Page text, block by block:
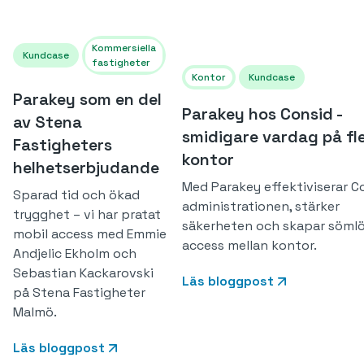
Kundcase
Kommersiella
fastigheter
Parakey som en del
av Stena
Fastigheters
helhetserbjudande
Sparad tid och ökad
trygghet – vi har pratat
mobil access med Emmie
Andjelic Ekholm och
Sebastian Kackarovski
på Stena Fastigheter
Malmö.
Läs bloggpost
Kontor Kundcase
Parakey hos Consid -
smidigare vardag på
kontor
Med Parakey effektiviserar
administrationen, stärker
säkerheten och skapar
access mellan kontor.
Läs bloggpost